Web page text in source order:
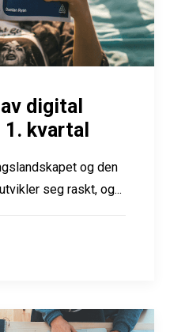
digital
kvartal
og den
seg raskt, og...